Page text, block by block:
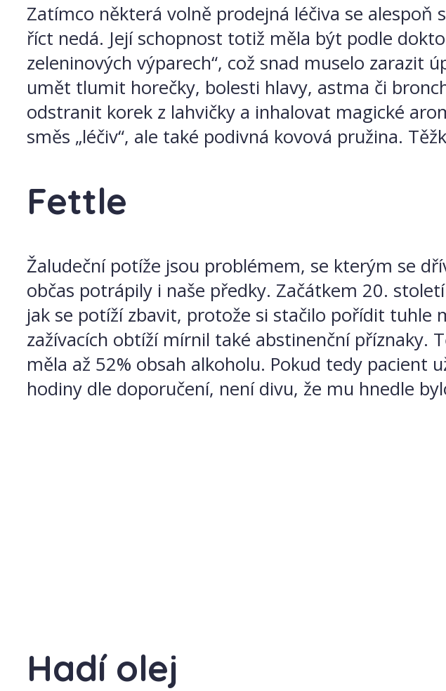
Zatímco některá volně prodejná léčiva se
říct nedá. Její schopnost totiž měla být podle
zeleninových výparech“, což snad muselo zarazit
umět tlumit horečky, bolesti hlavy, astma či
odstranit korek z lahvičky a inhalovat magické
směs „léčiv“, ale také podivná kovová pružina.
Fettle
Žaludeční potíže jsou problémem, se kterým se
občas potrápily i naše předky. Začátkem 20.
jak se potíží zbavit, protože si stačilo pořídit tuhle
zažívacích obtíží mírnil také abstinenční příznaky.
měla až 52% obsah alkoholu. Pokud tedy pacient
hodiny dle doporučení, není divu, že mu hnedle
Hadí olej